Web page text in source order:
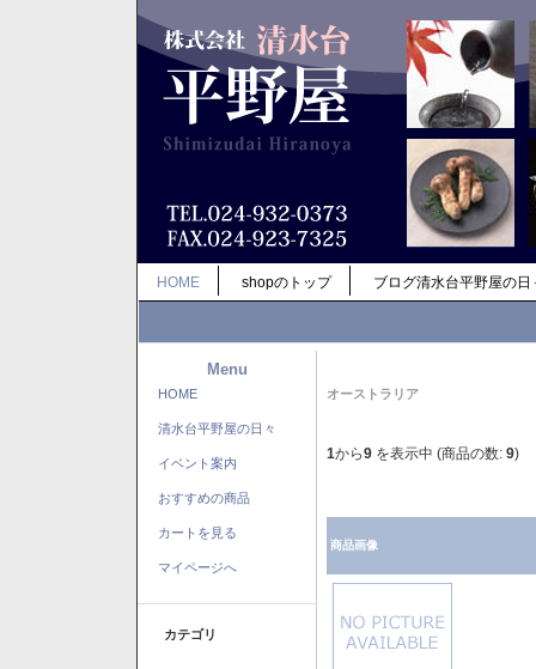
HOME shopのトップ ブログ清水台平野屋の日
Menu
HOME
清水台平野屋の日々
イベント案内
おすすめの商品
カートを見る
マイページへ
カテゴリ
オーストラリア
1から9 を表示中 (商品の数: 9)
商品画像